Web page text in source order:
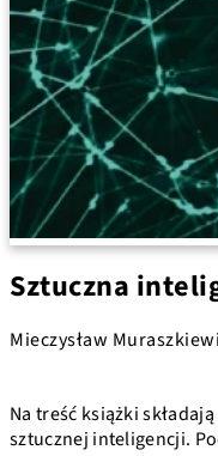
Sztuczna
Mieczysław
Na treść książki
sztucznej inteligencji.